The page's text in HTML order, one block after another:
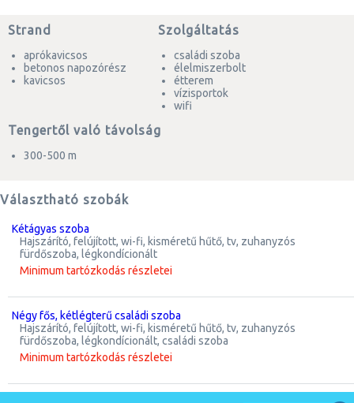
Strand
aprókavicsos
betonos napozórész
kavicsos
Szolgáltatás
családi szoba
élelmiszerbolt
étterem
vízisportok
wifi
Tengertől való távolság
300-500 m
Választható szobák
kétágyas szoba
hajszárító, felújított, wi-fi, kisméretű hűtő, tv, zuhanyzós
fürdőszoba, légkondícionált
Minimum tartózkodás részletei
négy fős, kétlégterű családi szoba
hajszárító, felújított, wi-fi, kisméretű hűtő, tv, zuhanyzós
fürdőszoba, légkondícionált, családi szoba
Minimum tartózkodás részletei